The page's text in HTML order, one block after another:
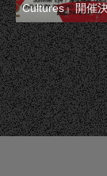
Cultures』開催